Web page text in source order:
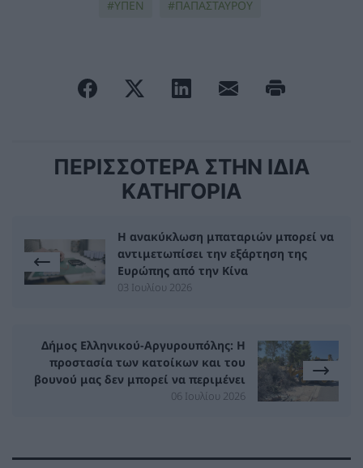
ΥΠΕΝ ΠΑΠΑΣΤΑΥΡΟΥ
ΠΕΡΙΣΣΟΤΕΡΑ ΣΤΗΝ ΙΔΙΑ
ΚΑΤΗΓΟΡΙΑ
Η ανακύκλωση μπαταριών μπορεί να
αντιμετωπίσει την εξάρτηση της
Ευρώπης από την Κίνα
03 Ιουλίου 2026
Δήμος Ελληνικού-Αργυρουπόλης: Η
προστασία των κατοίκων και του
βουνού μας δεν μπορεί να περιμένει
06 Ιουλίου 2026